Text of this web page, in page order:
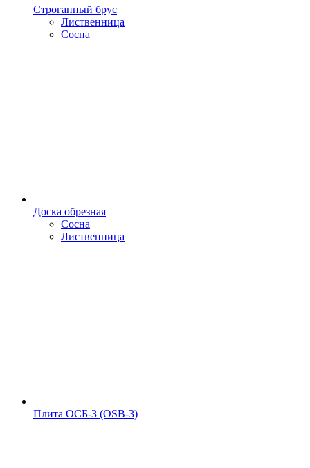
Строганный брус
Лиственница
Сосна
Доска обрезная
Сосна
Лиственница
Плита ОСБ-3 (OSB-3)